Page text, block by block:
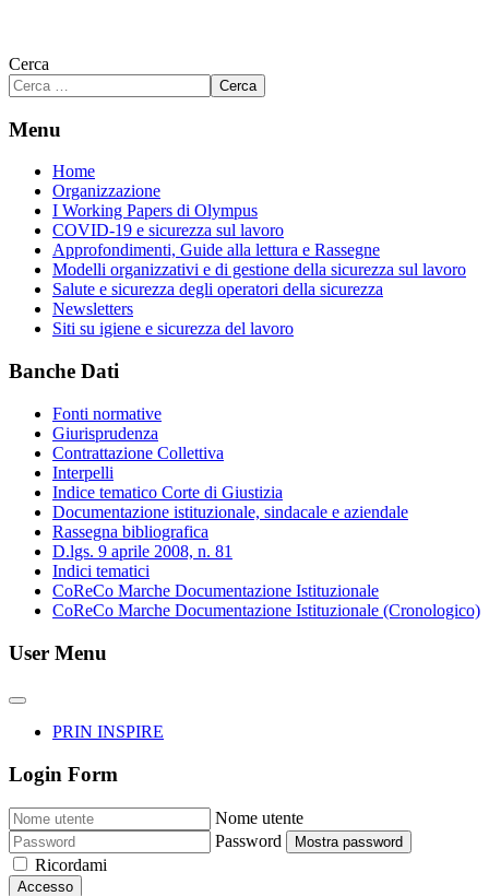
Cerca
Cerca
Menu
Home
Organizzazione
I Working Papers di Olympus
COVID-19 e sicurezza sul lavoro
Approfondimenti, Guide alla lettura e Rassegne
Modelli organizzativi e di gestione della sicurezza sul lavoro
Salute e sicurezza degli operatori della sicurezza
Newsletters
Siti su igiene e sicurezza del lavoro
Banche Dati
Fonti normative
Giurisprudenza
Contrattazione Collettiva
Interpelli
Indice tematico Corte di Giustizia
Documentazione istituzionale, sindacale e aziendale
Rassegna bibliografica
D.lgs. 9 aprile 2008, n. 81
Indici tematici
CoReCo Marche Documentazione Istituzionale
CoReCo Marche Documentazione Istituzionale (Cronologico)
User Menu
PRIN INSPIRE
Login Form
Nome utente
Password
Mostra password
Ricordami
Accesso